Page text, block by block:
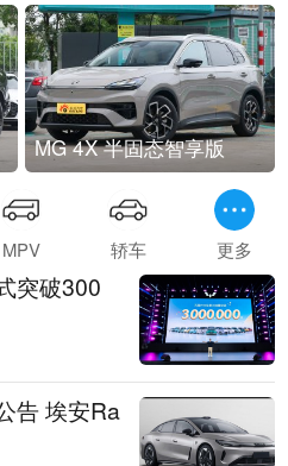
MG 4X 半固态智享版
MPV 轿车 更多
突破300
告 埃安Ra